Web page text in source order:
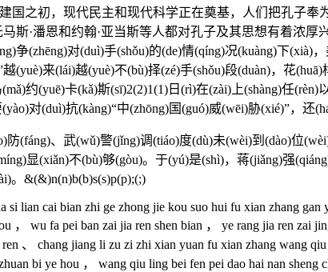
，现代民主和现代科学正在奠基，人们把孔子奉为
斯·潘恩和约翰·亚当斯等人都对孔子及其思想有着浓
争(zhēng)对(duì)手(shǒu)的(de)情(qíng)况(kuàng)下(xià)
(yuè)来(lái)越(yuè)不(bù)择(zé)手(shǒu)段(duàn)，花
(mǎ)约(yuē)卡(kǎ)斯(sī)2(2)1(1)日(rì)在(zài)上(shàng)任
对(duì)抗(kàng)“中(zhōng)国(guó)威(wēi)胁(xié)”，还
(fáng)、武(wǔ)警(jǐng)调(tiáo)度(dù)未(wèi)到(dào)位
显(xiǎn)不(bù)够(gòu)。于(yú)是(shì)，蒋(jiǎng)强
。&(&)n(n)b(b)s(s)p(p);(;)
lian cai bian zhi ge zhong jie kou suo hui fu xian zhang gan
， wu fa pei ban zai jia ren shen bian ， ye rang jia ren zai
、 chang jiang li zu zi zhi xian yuan fu xian zhang wang
bi ye hou ， wang qiu ling bei fen pei dao hai nan